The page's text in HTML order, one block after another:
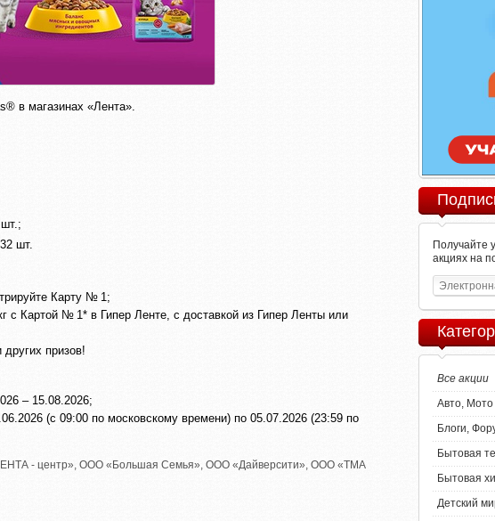
в магазинах «Лента».
шт.
Карту № 1;
с Картой № 1* в Гипер Ленте, с доставкой из Гипер Ленты или
призов!
– 15.08.2026;
(с 09:00 по московскому времени) по 05.07.2026 (23:59 по
- центр» ООО «Большая Семья» ООО «Дайверсити» ООО «ТМА
Получайте
акциях на
Все акции
Авто, Мото
Блоги,
Бытовая
Бытовая
Детский